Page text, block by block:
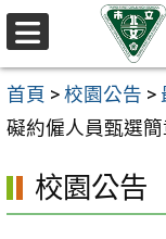
跳至主要內容區
首頁 > 校園公告 >
礙約僱人員甄選簡
校園公告
選
單